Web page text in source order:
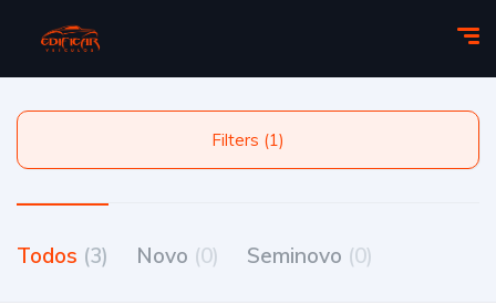
Filters (1)
Todos (3) Novo (0) Seminovo (0)